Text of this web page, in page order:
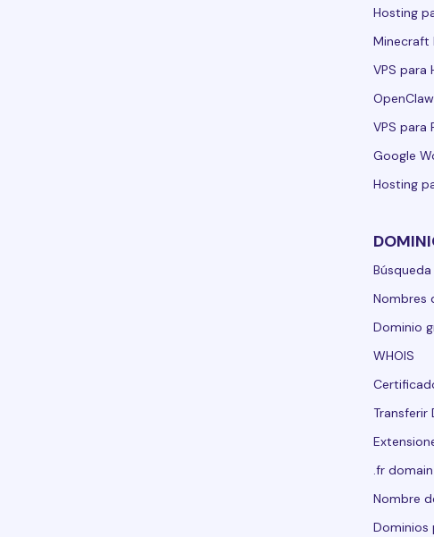
Hosting
Minecraft
VPS para
OpenClaw
VPS para
Google
Hosting
Nombres
Dominio
WHOIS
Transferir
.fr domain
Nombre
Dominios